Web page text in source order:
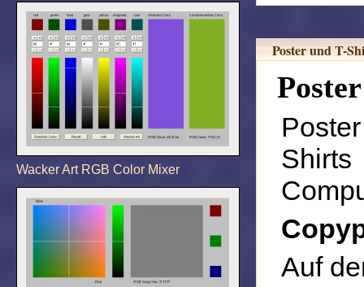
Wacker Art RGB Color Mixer
Poster und T-
Auf